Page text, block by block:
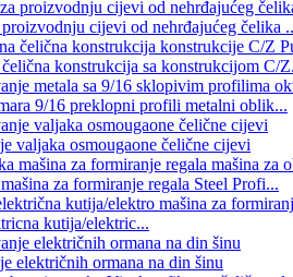
cijevi od nehrđajućeg čelika
konstrukcija sa konstrukcijom C/
9/16 preklopni profili metalni oblik...
valjaka osmougaone čelične cijevi
za formiranje regala Steel Profi...
kutija/elektric...
električnih ormana na din šinu